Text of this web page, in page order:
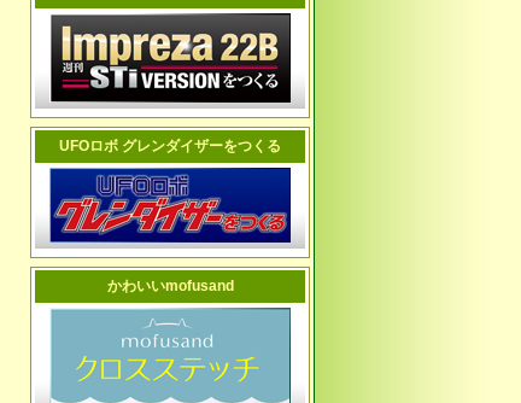
UFOロボ グレンダイザーをつくる
かわいいmofusand